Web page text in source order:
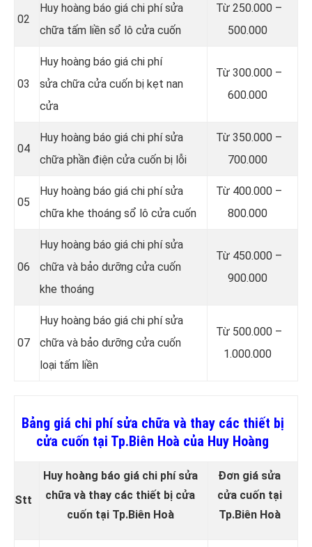
02
Huy hoàng báo giá chi phí sửa
chữa tấm liền sổ lô cửa cuốn
Từ 250.000 –
500.000
03
Huy hoàng báo giá chi phí
sửa chữa cửa cuốn bị kẹt nan
cửa
Từ 300.000 –
600.000
04
Huy hoàng báo giá chi phí sửa
chữa phần điện cửa cuốn bị lỗi
Từ 350.000 –
700.000
05
Huy hoàng báo giá chi phí sửa
chữa khe thoáng sổ lô cửa cuốn
Từ 400.000 –
800.000
06
Huy hoàng báo giá chi phí sửa
chữa và bảo dưỡng cửa cuốn
khe thoáng
Từ 450.000 –
900.000
07
Huy hoàng báo giá chi phí sửa
chữa và bảo dưỡng cửa cuốn
loại tấm liền
Từ 500.000 –
1.000.000
Bảng giá chi phí sửa chữa và thay các thiết bị
cửa cuốn tại Tp.Biên Hoà của Huy Hoàng
Stt
Huy hoàng báo giá chi phí sửa
chữa và thay các thiết bị cửa
cuốn tại Tp.Biên Hoà
Đơn giá sửa
cửa cuốn tại
Tp.Biên Hoà